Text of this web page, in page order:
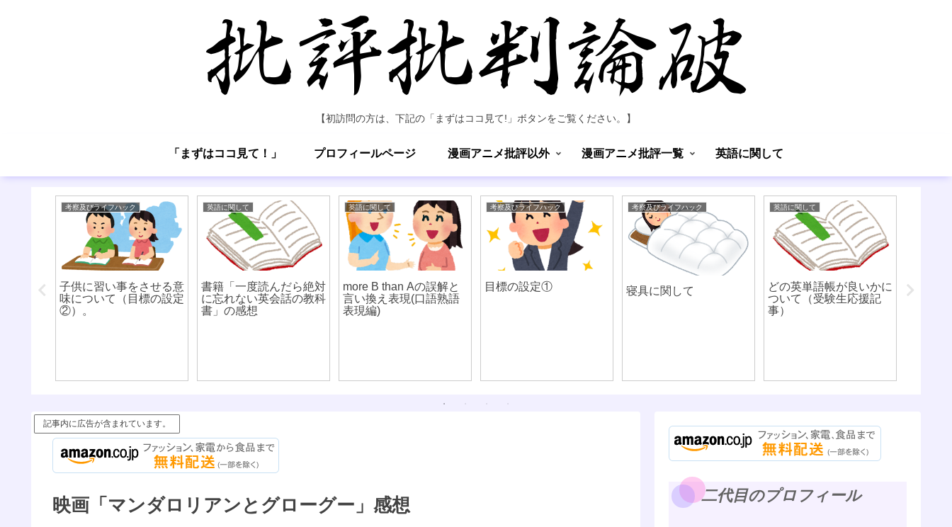
【初訪問の方は、下記の「まずはココ見て!」ボタンをご覧ください。】
「まずはココ見て！」 プロフィールページ 漫画アニメ批評以外 漫画アニメ批評一覧 英語に関して
ブにつ
考察及びライフハック
子供に習い事をさせる意
味について（目標の設定
②）。
英語に関して
書籍「一度読んだら絶対
に忘れない英会話の教科
書」の感想
英語に関して
more B than Aの誤解と
言い換え表現(口語熟語
表現編)
考察及びライフハック
目標の設定①
考察及びライフハック
寝具に関して
英語に関して
どの英単語帳が良いかに
ついて（受験生応援記
事）
子供の
から塾
記事内に広告が含まれています。
映画「マンダロリアンとグローグー」感想 二代目のプロフィール